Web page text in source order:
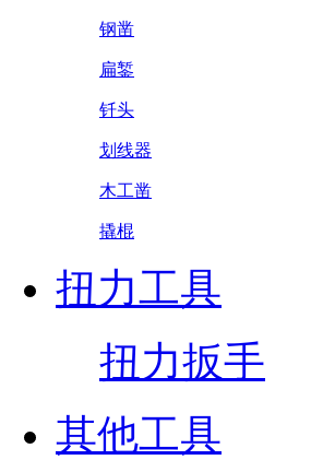
钢凿
扁錾
钎头
划线器
木工凿
撬棍
扭力工具
扭力扳手
其他工具